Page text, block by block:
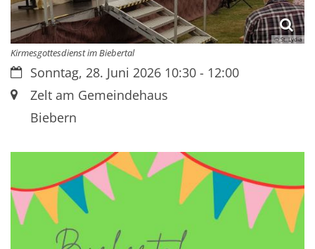
© St. Lydia
Kirmesgottesdienst im Biebertal
Datum:Sonntag, 28. Juni 2026 10:30 - 12:00
Ort:Zelt am Gemeindehaus
Biebern